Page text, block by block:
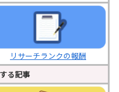
リサーチランクの報酬
る記事